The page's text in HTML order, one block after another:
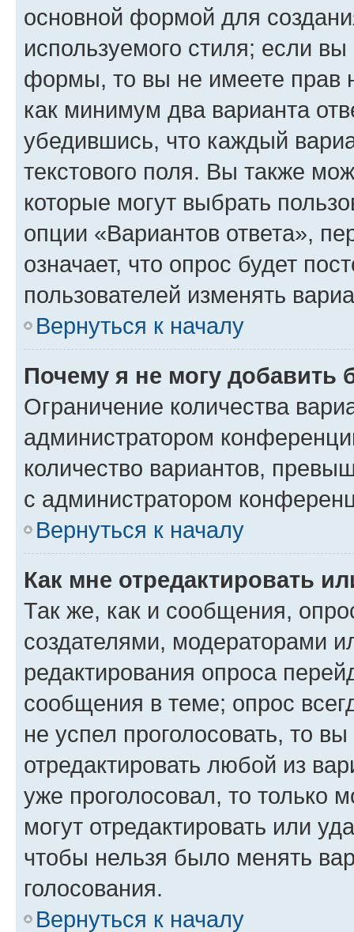
основной формой для
используемого стиля; если
формы, то вы не имеете прав
как минимум два варианта
убедившись, что каждый
текстового поля. Вы также
которые могут выбрать
опции «Вариантов ответа»,
означает, что опрос будет
пользователей изменять
Вернуться к началу
Почему я не могу добавить
Ограничение количества
администратором
количество вариантов,
с администратором
Вернуться к началу
Как мне отредактировать
Так же, как и сообщения,
создателями, модераторами
редактирования опроса
сообщения в теме; опрос
не успел проголосовать, то
отредактировать любой из
уже проголосовал, то только
могут отредактировать или
чтобы нельзя было менять
голосования.
Вернуться к началу